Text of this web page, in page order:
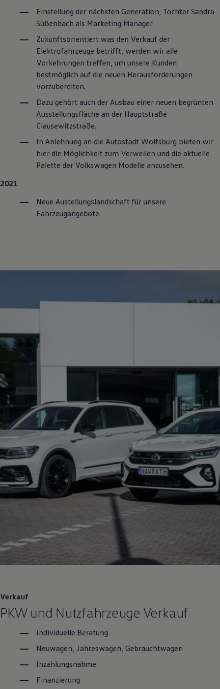
Einstellung der nächsten Generation, Tochter Sandra
Süßenbach als Marketing Manager.
Zukunftsorientiert was den Verkauf der
Elektrofahrzeuge betrifft, werden wir alle
Vorkehrungen treffen, um unsere Kunden
bestmöglich auf die neuen Herausforderungen
vorzubereiten.
Dazu gehört auch der Ausbau einer neuen begrünten
Ausstellungsfläche an der Hauptstraße
Clausewitzstraße.
In Anlehnung an die Autostadt Wolfsburg bieten wir
hier die Möglichkeit zum Verweilen und die aktuelle
Palette der Volkswagen Modelle anzusehen.
2021
Neue Austellungslandschaft für unsere
Fahrzeugangebote.
Verkauf
PKW und Nutzfahrzeuge Verkauf
Individuelle Beratung
Neuwagen, Jahreswagen, Gebrauchtwagen
Inzahlungsnahme
Finanzierung